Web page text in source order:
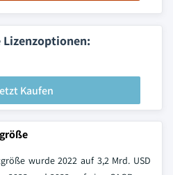
Lizenzoptionen:
Kaufen
wurde 2022 auf 3,2 Mrd. USD